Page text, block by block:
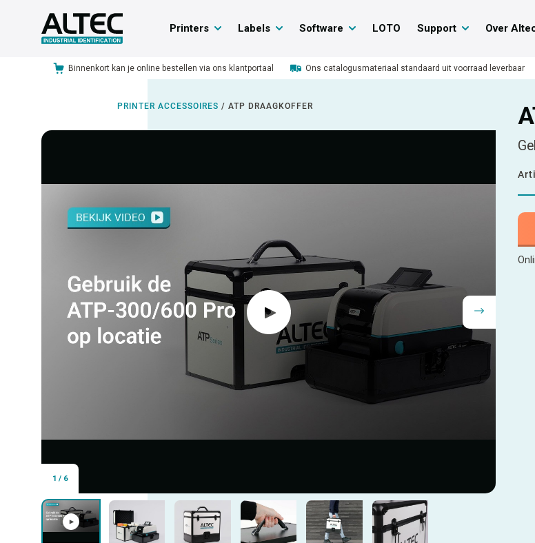
Printers Labels Software LOTO Support Over
Binnenkort kan je online bestellen via ons klantportaal Ons catalogusmateriaal standaard uit voorraad leverbaar
PRINTER ACCESSOIRES / ATP DRAAGKOFFER
1 / 6